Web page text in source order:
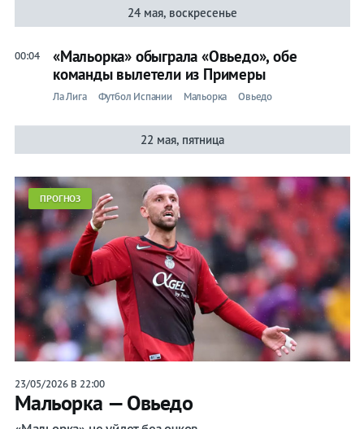
24 мая, воскресенье
00:04
«Мальорка» обыграла «Овьедо», обе
команды вылетели из Примеры
Ла Лига Футбол Испании Мальорка Овьедо
22 мая, пятница
ПРОГНОЗ
23/05/2026 В 22:00
Мальорка — Овьедо